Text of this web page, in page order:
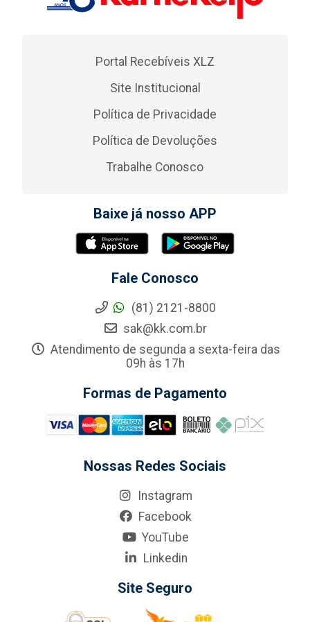
Portal Recebíveis XLZ
Site Institucional
Política de Privacidade
Política de Devoluções
Trabalhe Conosco
Baixe já nosso APP
Fale Conosco
(81) 2121-8800
sak@kk.com.br
Atendimento de segunda a sexta-feira das
09h às 17h
Formas de Pagamento
Nossas Redes Sociais
Instagram
Facebook
YouTube
Linkedin
Site Seguro